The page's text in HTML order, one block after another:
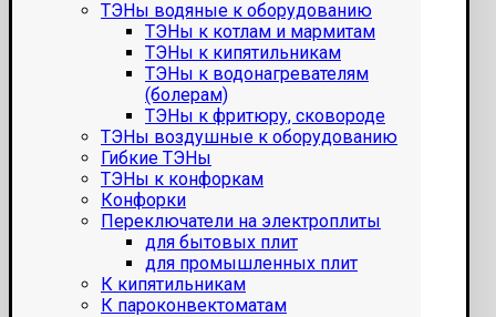
ТЭНы водяные к оборудованию
ТЭНы к котлам и мармитам
ТЭНы к кипятильникам
ТЭНы к водонагревателям
(болерам)
ТЭНы к фритюру, сковороде
ТЭНы воздушные к оборудованию
Гибкие ТЭНы
ТЭНы к конфоркам
Конфорки
Переключатели на электроплиты
для бытовых плит
для промышленных плит
К кипятильникам
К пароконвектоматам